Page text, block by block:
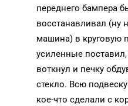
переднего бампера
восстанавливал (ну
машина) в круговую
усиленные
воткнул и печку
стекло. Всю
кое-что сделали с